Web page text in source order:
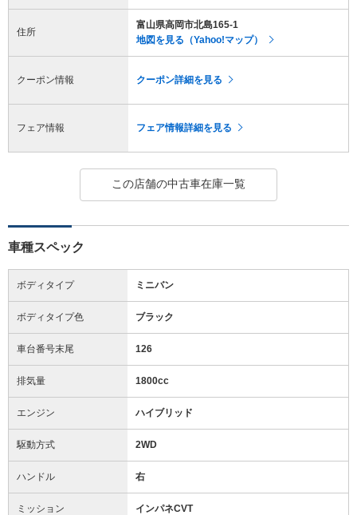
住所
富山県高岡市北島165-1
地図を見る（Yahoo!マップ）
クーポン情報 クーポン詳細を見る
フェア情報 フェア情報詳細を見る
この店舗の中古車在庫一覧
車種スペック
ボディタイプ ミニバン
ボディタイプ色 ブラック
車台番号末尾 126
排気量 1800cc
エンジン ハイブリッド
駆動方式 2WD
ハンドル 右
ミッション インパネCVT